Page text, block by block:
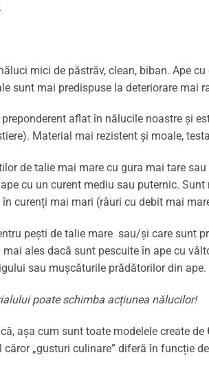
mici de păstrăv, clean, biban. Ape
sunt mai predispuse la deteriorare mai
aflat în nălucile noastre și
Material mai rezistent și moale,
de talie mai mare cu gura mai tare
cu un curent mediu sau puternic.
curenți mai mari (râuri cu debit mai
pești de talie mare sau/și care sunt
ales dacă sunt pescuite în ape cu
sau mușcăturile prădătorilor din ape.
poate schimba acțiunea nălucilor!
așa cum sunt toate modelele create de
„gusturi culinare” diferă în funcție